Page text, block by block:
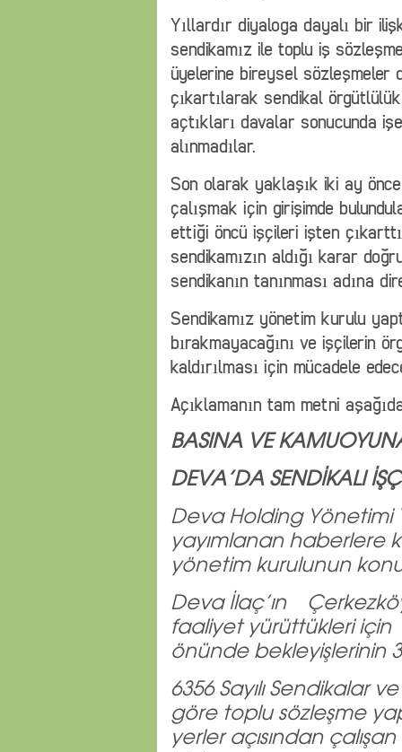
Yıllardır diyaloga dayalı bir
sendikamız ile toplu iş
üyelerine bireysel sözleşmeler
çıkartılarak sendikal
açtıkları davalar sonucunda
alınmadılar.
Son olarak yaklaşık iki ay
çalışmak için girişimde
ettiği öncü işçileri işten
sendikamızın aldığı karar
sendikanın tanınması adına
Sendikamız yönetim kurulu
bırakmayacağını ve işçilerin
kaldırılması için mücadele
Açıklamanın tam metni
BASINA VE
DEVA’DA SENDİKALI
Deva Holding
yayımlanan haberlere
yönetim kurulunun
Deva İlaç’ın
faaliyet yürüttükleri için
önünde bekleyişlerinin
6356 Sayılı Sendikalar
göre toplu sözleşme
yerler açısından